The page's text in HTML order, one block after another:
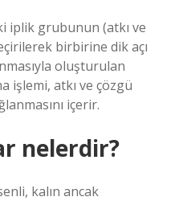
iplik grubunun (atkı ve
birbirine dik açı
oluşturulan
işlemi, atkı ve çözgü
içerir.
nelerdir?
kalın ancak